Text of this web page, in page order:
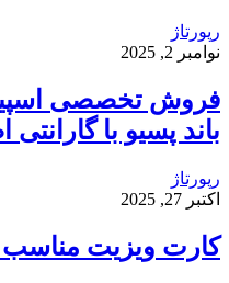
رپورتاژ
نوامبر 2, 2025
فروش تخصصی
باند پسیو با
رپورتاژ
اکتبر 27, 2025
کارت ویزیت مناسب